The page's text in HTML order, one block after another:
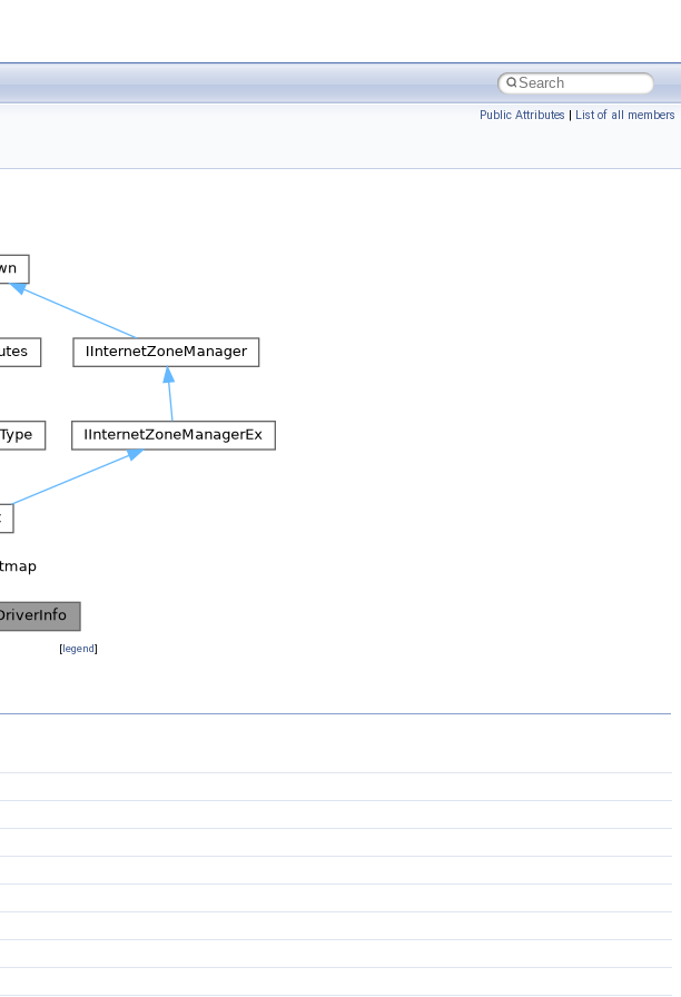
Public Attributes | List of all members
[legend]